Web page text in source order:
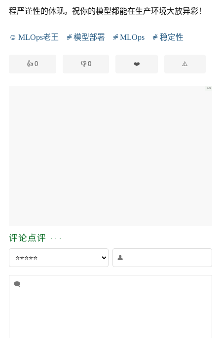
程严谨性的体现。祝你的模型都能在生产环境大放异彩！
MLOps老王 模型部署 MLOps 稳定性
0 0
评论点评